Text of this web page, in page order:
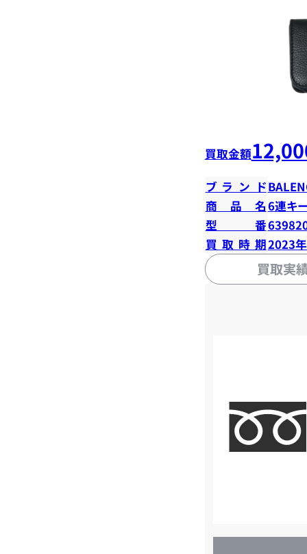
買取金額
ブランド
商品名6連キ
型番
買取時期2023
買取実